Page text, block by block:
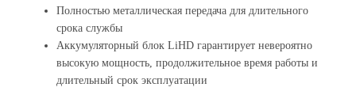
Полностью металлическая передача для длительного
срока службы
Аккумуляторный блок LiHD гарантирует невероятно
высокую мощность, продолжительное время работы и
длительный срок эксплуатации